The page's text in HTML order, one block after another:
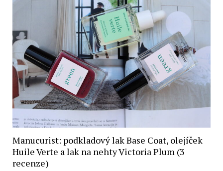
Manucurist: podkladový lak Base Coat, olejíček
Huile Verte a lak na nehty Victoria Plum (3
recenze)